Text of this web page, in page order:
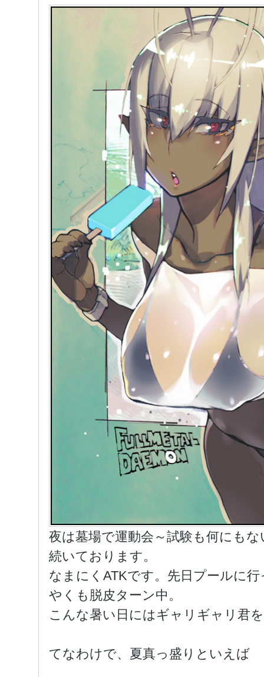
夜は墓場で運動会～試験も何にも
続いております。
なまにくATKです。先日プールに
やくも脱皮ターン中。
こんな暑い日にはギャリギャリ君
てなわけで、夏真っ盛りといえば